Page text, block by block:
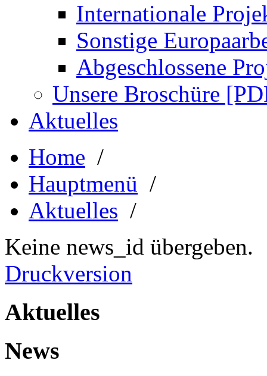
Internationale
Sonstige
Abgeschlossene
Unsere Broschüre
Aktuelles
Home /
Hauptmenü /
Aktuelles /
Keine news_id übergeben.
Druckversion
Aktuelles
News